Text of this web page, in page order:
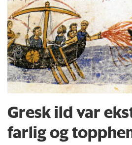
Gresk ild var
farlig og